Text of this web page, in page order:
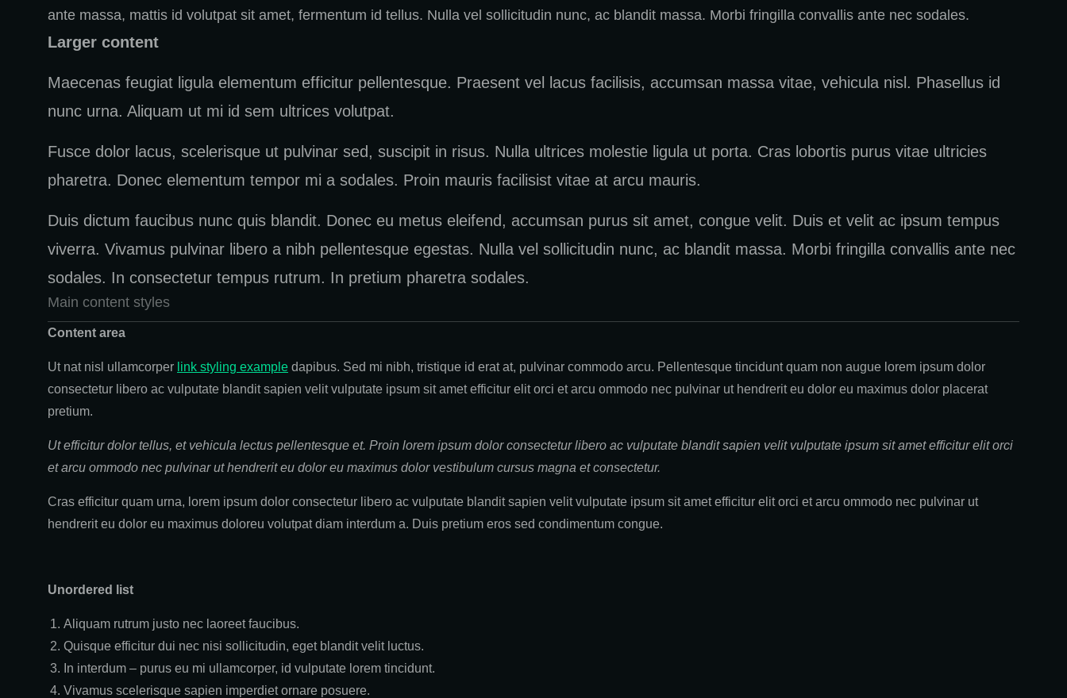
ante massa, mattis id volutpat sit amet, fermentum id tellus. Nulla vel sollicitudin nunc, ac blandit massa. Morbi fringilla convallis ante nec sodales.
Larger content
Maecenas feugiat ligula elementum efficitur pellentesque. Praesent vel lacus facilisis, accumsan massa vitae, vehicula nisl. Phasellus id
nunc urna. Aliquam ut mi id sem ultrices volutpat.
Fusce dolor lacus, scelerisque ut pulvinar sed, suscipit in risus. Nulla ultrices molestie ligula ut porta. Cras lobortis purus vitae ultricies
pharetra. Donec elementum tempor mi a sodales. Proin mauris facilisist vitae at arcu mauris.
Duis dictum faucibus nunc quis blandit. Donec eu metus eleifend, accumsan purus sit amet, congue velit. Duis et velit ac ipsum tempus
viverra. Vivamus pulvinar libero a nibh pellentesque egestas. Nulla vel sollicitudin nunc, ac blandit massa. Morbi fringilla convallis ante nec
sodales. In consectetur tempus rutrum. In pretium pharetra sodales.
Main content styles
Content area
Ut nat nisl ullamcorper link styling example dapibus. Sed mi nibh, tristique id erat at, pulvinar commodo arcu. Pellentesque tincidunt quam non augue lorem ipsum dolor
consectetur libero ac vulputate blandit sapien velit vulputate ipsum sit amet efficitur elit orci et arcu ommodo nec pulvinar ut hendrerit eu dolor eu maximus dolor placerat
pretium.
Ut efficitur dolor tellus, et vehicula lectus pellentesque et. Proin lorem ipsum dolor consectetur libero ac vulputate blandit sapien velit vulputate ipsum sit amet efficitur elit orci
et arcu ommodo nec pulvinar ut hendrerit eu dolor eu maximus dolor vestibulum cursus magna et consectetur.
Cras efficitur quam urna, lorem ipsum dolor consectetur libero ac vulputate blandit sapien velit vulputate ipsum sit amet efficitur elit orci et arcu ommodo nec pulvinar ut
hendrerit eu dolor eu maximus doloreu volutpat diam interdum a. Duis pretium eros sed condimentum congue.
Unordered list
Aliquam rutrum justo nec laoreet faucibus.
Quisque efficitur dui nec nisi sollicitudin, eget blandit velit luctus.
In interdum – purus eu mi ullamcorper, id vulputate lorem tincidunt.
Vivamus scelerisque sapien imperdiet ornare posuere.